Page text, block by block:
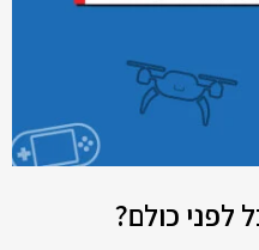
לפני כולם?